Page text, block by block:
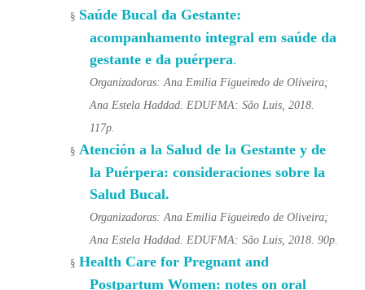
§ Saúde Bucal da Gestante:
acompanhamento integral em saúde da
gestante e da puérpera.
Organizadoras: Ana Emilia Figueiredo de Oliveira;
Ana Estela Haddad. EDUFMA: São Luis, 2018.
117p.
§ Atención a la Salud de la Gestante y de
la Puérpera: consideraciones sobre la
Salud Bucal.
Organizadoras: Ana Emilia Figueiredo de Oliveira;
Ana Estela Haddad. EDUFMA: São Luis, 2018. 90p.
§ Health Care for Pregnant and
Postpartum Women: notes on oral